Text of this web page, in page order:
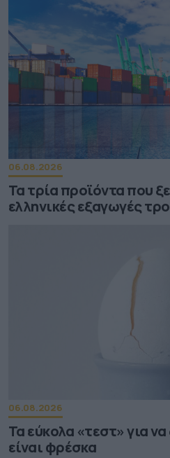
06.08.2026
Τα τρία προϊόντα που
ελληνικές εξαγωγές
06.08.2026
Τα εύκολα «τεστ» για
είναι φρέσκα